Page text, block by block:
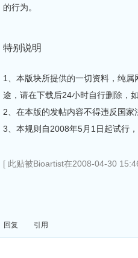
的行为。
特别说明
1、本版块所提供的一切资料，纯
途，请在下载后24小时自行删除，
2、在本版的发帖内容不得违反国
3、本规则自2008年5月1日起试行
[ 此贴被Bioartist在2008-04-30
回复 引用